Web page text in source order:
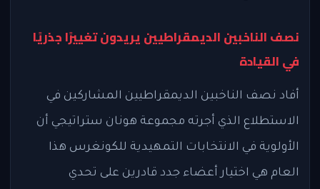
نصف الناخبين الديمقراطيين يريدون تغييرًا جذريًا
في القيادة
أفاد نصف الناخبين الديمقراطيين المشاركين في
الاستطلاع الذي أجرته مجموعة هونان ستراتيجي أن
الأولوية في الانتخابات التمهيدية للكونغرس هذا
العام هي اختيار أعضاء جدد قادرين على تحدي